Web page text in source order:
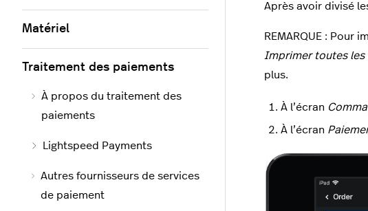
Après avoir divisé
REMARQUE : Pour
Imprimer toutes les
plus.
À l’écran
À l’écran
Matériel
Traitement des paiements
À propos du traitement des
paiements
Lightspeed Payments
Autres fournisseurs de services
de paiement